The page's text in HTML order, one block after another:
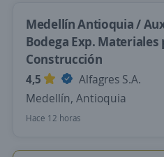
Medellín Antioquia /
Bodega Exp. Materiales
Construcción
4,5
Alfagres S.A.
Medellín, Antioquia
Hace 12 horas